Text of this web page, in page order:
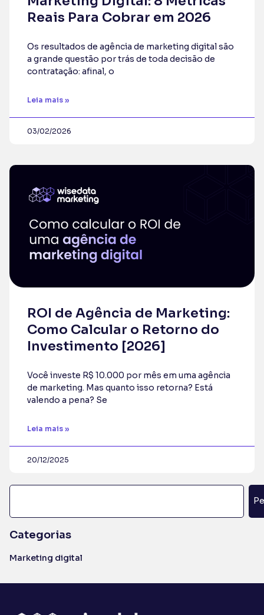
Reais Para Cobrar em 2026
Os resultados de agência de marketing digital são
a grande questão por trás de toda decisão de
contratação: afinal, o
Leia mais »
03/02/2026
ROI de Agência de Marketing:
Como Calcular o Retorno do
Investimento [2026]
Você investe R$ 10.000 por mês em uma agência
de marketing. Mas quanto isso retorna? Está
valendo a pena? Se
Leia mais »
20/12/2025
Categorias
Marketing digital